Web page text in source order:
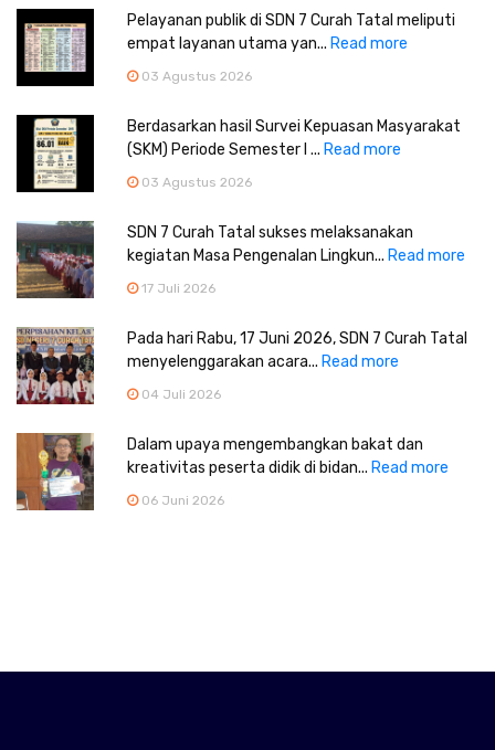
Pelayanan publik di SDN 7 Curah Tatal meliputi
empat layanan utama yan... Read more
03 Agustus 2026
Berdasarkan hasil Survei Kepuasan Masyarakat
(SKM) Periode Semester I ... Read more
03 Agustus 2026
SDN 7 Curah Tatal sukses melaksanakan
kegiatan Masa Pengenalan Lingkun... Read more
17 Juli 2026
Pada hari Rabu, 17 Juni 2026, SDN 7 Curah Tatal
menyelenggarakan acara... Read more
04 Juli 2026
Dalam upaya mengembangkan bakat dan
kreativitas peserta didik di bidan... Read more
06 Juni 2026